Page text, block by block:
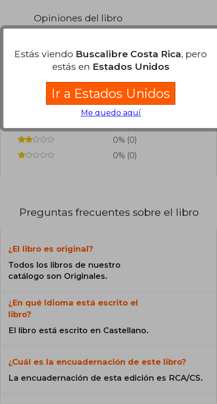
Opiniones del libro
¿Leíste este libro? Inicia sesiónpara poder
agregar tu propia evaluación.
0% (0)
0% (0)
0% (0)
0% (0)
Preguntas frecuentes sobre el libro
¿El libro es original?
Todos los libros de nuestro
catálogo son Originales.
¿En qué Idioma está escrito el
libro?
El libro está escrito en Castellano.
¿Cuál es la encuadernación de este libro?
La encuadernación de esta edición es RCA/CS.
Estás viendo Buscalibre Costa Rica, pero
estás en Estados Unidos
Ir a Estados Unidos
Me quedo aquí